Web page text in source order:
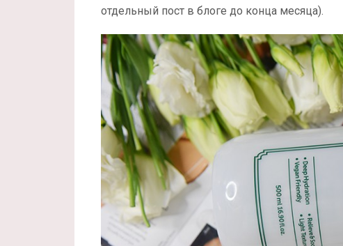
отдельный пост в блоге до конца месяца).